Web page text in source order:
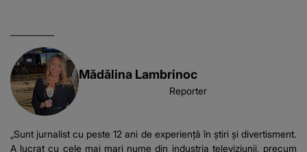
Mădălina Lambrinoc
Reporter
„Sunt jurnalist cu peste 12 ani de experiență în știri și divertisment.
A lucrat cu cele mai mari nume din industria televiziunii, precum